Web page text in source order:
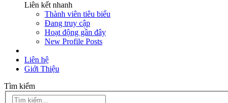
Liên kết nhanh
Thành viên tiêu biểu
Đang truy cập
Hoạt động gần đây
New Profile Posts
Liên hệ
Giới Thiệu
Tìm kiếm